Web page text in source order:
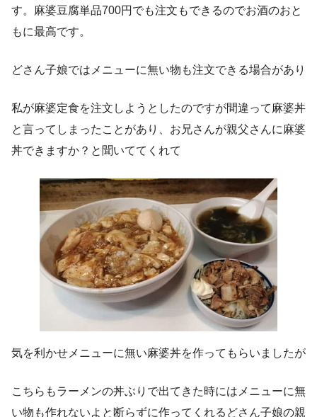
す。麻婆豆腐単品700円でも注文もできるのでお酒のおと
もに最高です。
どさん子娘ではメニューに無い物も注文できる場合があり
私が麻婆定食を注文しようとしたのですが間違って麻婆丼
と言ってしまったことがあり、お兄さんが親父さんに麻婆
丼できますか？と聞いててくれて
気を利かせメニューに無い麻婆丼を作ってもらいましたが
こちらもラーメンの丼ぶりで出てきた時にはメニューに無
い物も作れないよと断らずに作ってくれるどさん子娘の親